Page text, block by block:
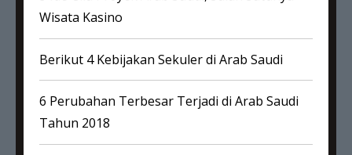
Wisata Kasino
Berikut 4 Kebijakan Sekuler di Arab Saudi
6 Perubahan Terbesar Terjadi di Arab Saudi
Tahun 2018